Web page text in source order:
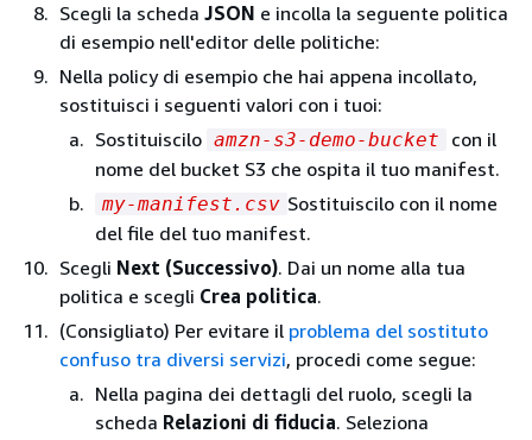
Scegli la scheda JSON e incolla la seguente politica
di esempio nell'editor delle politiche:
Nella policy di esempio che hai appena incollato,
sostituisci i seguenti valori con i tuoi:
Sostituiscilo amzn-s3-demo-bucket
con il
nome del bucket S3 che ospita il tuo manifest.
my-manifest.csv Sostituiscilo con il nome
del file del tuo manifest.
Scegli Next (Successivo). Dai un nome alla tua
politica e scegli Crea politica.
(Consigliato) Per evitare il problema del sostituto
confuso tra diversi servizi, procedi come segue:
Nella pagina dei dettagli del ruolo, scegli la
scheda Relazioni di fiducia. Seleziona